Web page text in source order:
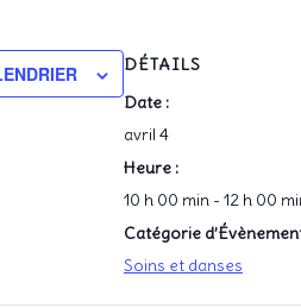
DÉTAILS
Date :
avril 4
Heure :
10 h 00 min - 12 h 00
Catégorie
Soins et danses